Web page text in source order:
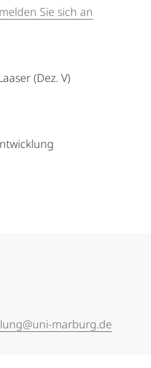
Sie sich an
(Dez. V)
marburg.de